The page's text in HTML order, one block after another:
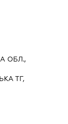
ОБЛ.,
ТГ,